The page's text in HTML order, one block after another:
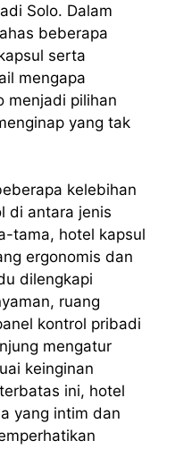
Solo. Dalam
beberapa
serta
mengapa
menjadi pilihan
yang tak
kelebihan
di antara jenis
tama, hotel kapsul
ergonomis dan
dilengkapi
ruang
kontrol pribadi
mengatur
keinginan
ini, hotel
yang intim dan